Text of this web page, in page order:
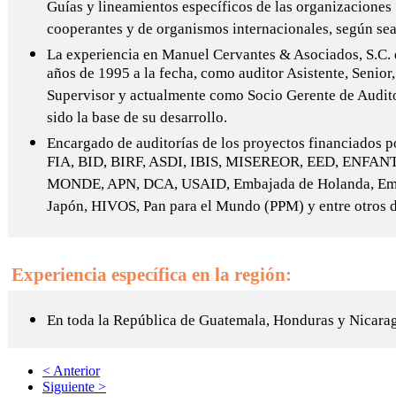
Guías y lineamientos específicos de las organizaciones
cooperantes y de organismos internacionales, según
La experiencia en Manuel Cervantes & Asociados, S.C.
años de 1995 a la fecha, como auditor Asistente, Senior,
Supervisor y actualmente como Socio Gerente de
sido la base de su desarrollo.
Encargado de auditorías de los proyectos financiados
FIA, BID, BIRF, ASDI, IBIS, MISEREOR, EED,
MONDE, APN, DCA, USAID, Embajada de Holanda,
Japón, HIVOS, Pan para el Mundo (PPM) y entre otros
Experiencia específica en la región:
En toda la República de Guatemala, Honduras y
< Anterior
Siguiente >